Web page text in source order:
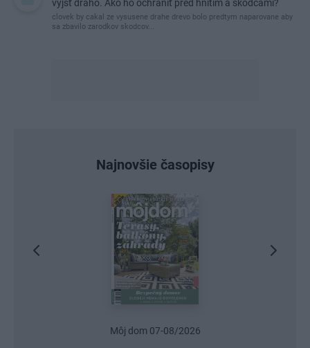
vyjsť draho. Ako ho ochrániť pred hnitím a škodcami?
clovek by cakal ze vysusene drahe drevo bolo predtym naparovane aby
sa zbavilo zarodkov skodcov...
Najnovšie časopisy
Môj dom 07-08/2026